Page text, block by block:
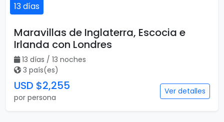
13 días
Maravillas de Inglaterra, Escocia e
Irlanda con Londres
13 días / 13 noches
3 país(es)
USD $2,255
por persona
Ver detalles